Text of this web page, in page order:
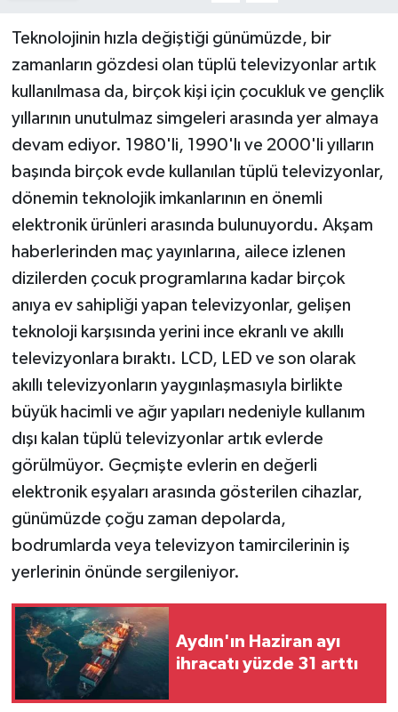
Teknolojinin hızla değiştiği günümüzde, bir
zamanların gözdesi olan tüplü televizyonlar artık
kullanılmasa da, birçok kişi için çocukluk ve gençlik
yıllarının unutulmaz simgeleri arasında yer almaya
devam ediyor. 1980'li, 1990'lı ve 2000'li yılların
başında birçok evde kullanılan tüplü televizyonlar,
dönemin teknolojik imkanlarının en önemli
elektronik ürünleri arasında bulunuyordu. Akşam
haberlerinden maç yayınlarına, ailece izlenen
dizilerden çocuk programlarına kadar birçok
anıya ev sahipliği yapan televizyonlar, gelişen
teknoloji karşısında yerini ince ekranlı ve akıllı
televizyonlara bıraktı. LCD, LED ve son olarak
akıllı televizyonların yaygınlaşmasıyla birlikte
büyük hacimli ve ağır yapıları nedeniyle kullanım
dışı kalan tüplü televizyonlar artık evlerde
görülmüyor. Geçmişte evlerin en değerli
elektronik eşyaları arasında gösterilen cihazlar,
günümüzde çoğu zaman depolarda,
bodrumlarda veya televizyon tamircilerinin iş
yerlerinin önünde sergileniyor.
Aydın'ın Haziran ayı
ihracatı yüzde 31 arttı